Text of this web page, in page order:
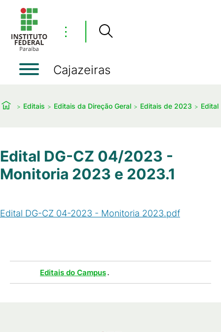
⋮
Cajazeiras
Editais Editais da Direção Geral Editais de 2023
Edital DG-CZ 04/2023 -
Monitoria 2023 e 2023.1
Edital DG-CZ 04-2023 - Monitoria 2023.pdf
Editais do Campus.